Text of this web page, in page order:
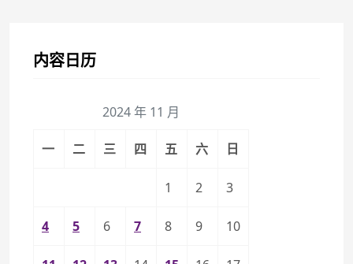
内容日历
2024 年 11 月
一 二 三 四 五 六 日
1 2 3
4 5 6 7 8 9 10